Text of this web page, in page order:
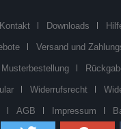
Kontakt Downloads
Versand und
Widerrufsrecht
AGB Impressum